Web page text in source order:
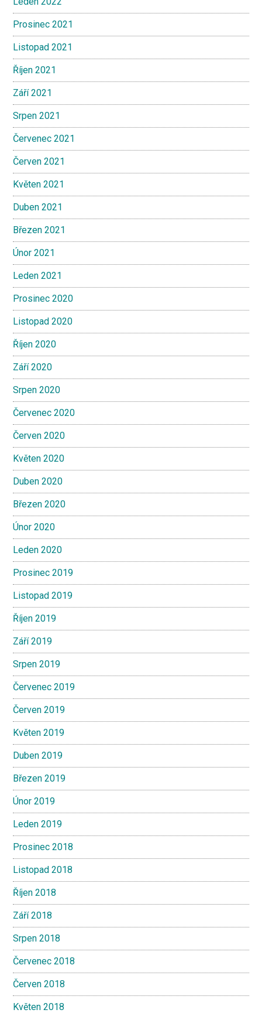
Prosinec 2021
Listopad 2021
Říjen 2021
Září 2021
Srpen 2021
Červenec 2021
Červen 2021
Květen 2021
Duben 2021
Březen 2021
Únor 2021
Leden 2021
Prosinec 2020
Listopad 2020
Říjen 2020
Září 2020
Srpen 2020
Červenec 2020
Červen 2020
Květen 2020
Duben 2020
Březen 2020
Únor 2020
Leden 2020
Prosinec 2019
Listopad 2019
Říjen 2019
Září 2019
Srpen 2019
Červenec 2019
Červen 2019
Květen 2019
Duben 2019
Březen 2019
Únor 2019
Leden 2019
Prosinec 2018
Listopad 2018
Říjen 2018
Září 2018
Srpen 2018
Červenec 2018
Červen 2018
Květen 2018